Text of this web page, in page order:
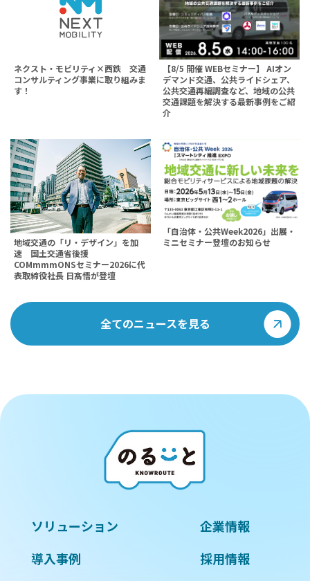
ネクスト・モビリティ×西鉄 交通
コンサルティング事業に取り組みま
す！
【8/5 開催 WEBセミナー】 AIオン
デマンド交通、公共ライドシェア、
公共交通再編調査など、地域の公共
交通課題を解決する最新事例をご紹
介
地域交通の「リ・デザイン」を加
速 国土交通省後援
COMmmmONSセミナー2026に代
表取締役社長 日髙悟が登壇
「自治体・公共Week2026」出展・
ミニセミナー登壇のお知らせ
全てのニュースを見る
ソリューション
導入事例
企業情報
採用情報